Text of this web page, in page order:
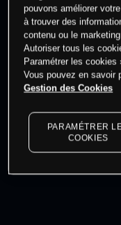
Les prix sont
pouvons améliorer
à trouver des
contenu ou le
Autoriser tous les
Paramétrer les cookies
Vous pouvez en savoir
Gestion des Cookies
PARAMÉTRER
COOKIES